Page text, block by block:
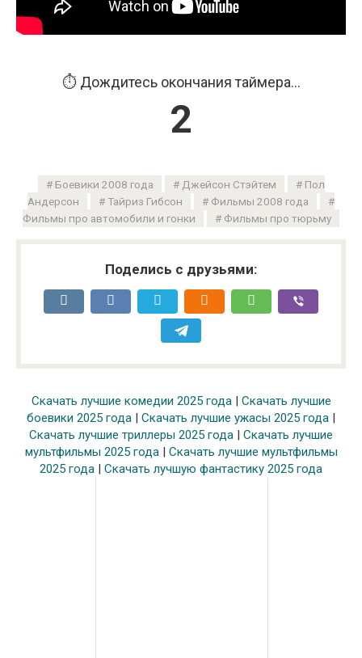
⏱️ Дождитесь окончания таймера...
2
Боевики 2008 года Джейсон Стэйтем
Пол
Андерсон
Тайриз Гибсон
Фильмы 2008 года
Фильмы про автомобили и гонки
Фильмы про тюрьму
Поделись с друзьями:
Скачать лучшие комедии 2025 года| Скачать лучшие
боевики 2025 года
Скачать лучшие ужасы 2025 года
Скачать лучшие триллеры 2025 года
Скачать лучшие
мультфильмы 2025 года| Скачать лучшие мультфильмы
2025 года
Скачать лучшую фантастику 2025 года